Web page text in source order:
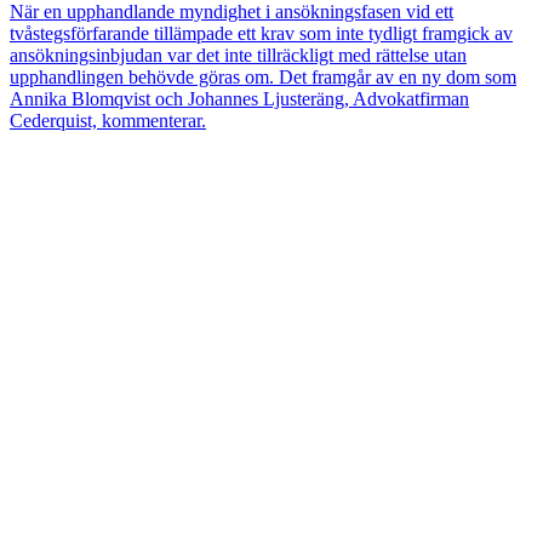
När en upphandlande myndighet i ansökningsfasen vid ett
tvåstegsförfarande tillämpade ett krav som inte tydligt framgick av
ansökningsinbjudan var det inte tillräckligt med rättelse utan
upphandlingen behövde göras om. Det framgår av en ny dom som
Annika Blomqvist och Johannes Ljusteräng, Advokatfirman
Cederquist, kommenterar.